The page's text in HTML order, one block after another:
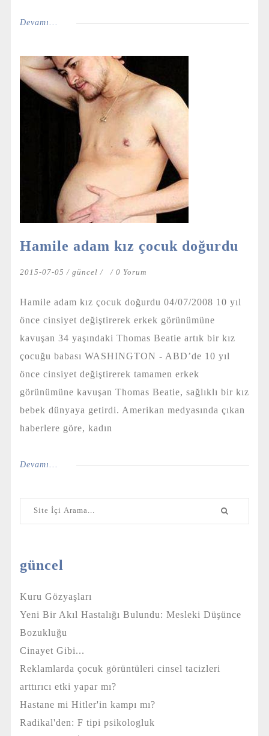
Devamı...
Hamile adam kız çocuk doğurdu
2015-07-05 / güncel / / 0 Yorum
Hamile adam kız çocuk doğurdu 04/07/2008 10 yıl
önce cinsiyet değiştirerek erkek görünümüne
kavuşan 34 yaşındaki Thomas Beatie artık bir kız
çocuğu babası WASHINGTON - ABD’de 10 yıl
önce cinsiyet değiştirerek tamamen erkek
görünümüne kavuşan Thomas Beatie, sağlıklı bir kız
bebek dünyaya getirdi. Amerikan medyasında çıkan
haberlere göre, kadın
Devamı...
güncel
Kuru Gözyaşları
Yeni Bir Akıl Hastalığı Bulundu: Mesleki Düşünce
Bozukluğu
Cinayet Gibi...
Reklamlarda çocuk görüntüleri cinsel tacizleri
arttırıcı etki yapar mı?
Hastane mi Hitler'in kampı mı?
Radikal'den: F tipi psikologluk